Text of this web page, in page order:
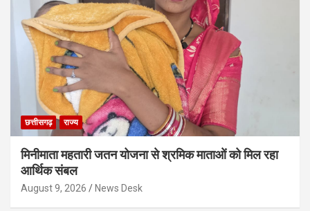
छत्तीसगढ़ राज्य
मिनीमाता महतारी जतन योजना से श्रमिक माताओं को मिल रहा
आर्थिक संबल
August 9, 2026 News Desk